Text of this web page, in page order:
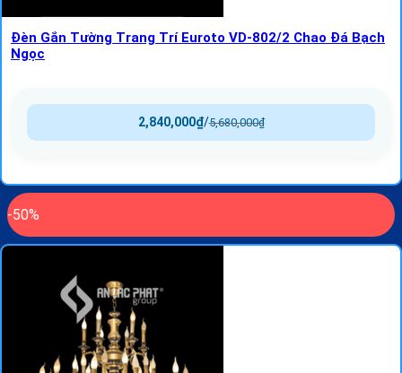
Đèn Gắn Tường Trang Trí Euroto VD-802/2 Chao Đá Bạch
Ngọc
5,680,000₫
/
2,840,000₫
-50%